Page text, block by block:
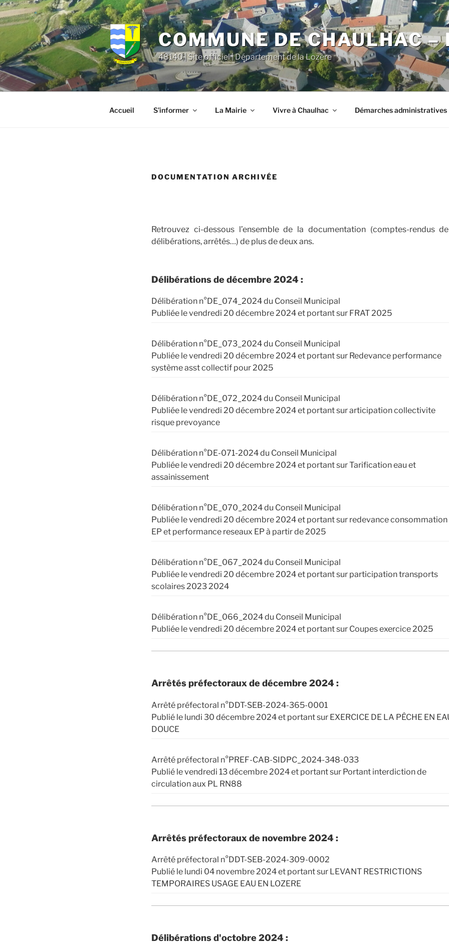
principal
Aller
au
contenu
principal
COMMUNE DE CHAULHAC –
48140 | Site officiel | Département de la Lozère
Accueil S’informer La Mairie Vivre à Chaulhac Démarches administratives
DOCUMENTATION ARCHIVÉE
Retrouvez ci-dessous l’ensemble de la documentation (comptes-rendus
délibérations, arrêtés…) de plus de deux ans.
Délibérations de décembre 2024 :
Délibération n°DE_074_2024 du Conseil Municipal
Publiée le vendredi 20 décembre 2024 et portant sur FRAT 2025
Délibération n°DE_073_2024 du Conseil Municipal
Publiée le vendredi 20 décembre 2024 et portant sur Redevance performance
système asst collectif pour 2025
Délibération n°DE_072_2024 du Conseil Municipal
Publiée le vendredi 20 décembre 2024 et portant sur articipation collectivite
risque prevoyance
Délibération n°DE-071-2024 du Conseil Municipal
Publiée le vendredi 20 décembre 2024 et portant sur Tarification eau et
assainissement
Délibération n°DE_070_2024 du Conseil Municipal
Publiée le vendredi 20 décembre 2024 et portant sur redevance consommation
EP et performance reseaux EP à partir de 2025
Délibération n°DE_067_2024 du Conseil Municipal
Publiée le vendredi 20 décembre 2024 et portant sur participation transports
scolaires 2023 2024
Délibération n°DE_066_2024 du Conseil Municipal
Publiée le vendredi 20 décembre 2024 et portant sur Coupes exercice 2025
Arrêtés préfectoraux de décembre 2024 :
Arrêté préfectoral n°DDT-SEB-2024-365-0001
Publié le lundi 30 décembre 2024 et portant sur EXERCICE DE LA PÊCHE EN
DOUCE
Arrêté préfectoral n°PREF-CAB-SIDPC_2024-348-033
Publié le vendredi 13 décembre 2024 et portant sur Portant interdiction de
circulation aux PL RN88
Arrêtés préfectoraux de novembre 2024 :
Arrêté préfectoral n°DDT-SEB-2024-309-0002
Publié le lundi 04 novembre 2024 et portant sur LEVANT RESTRICTIONS
TEMPORAIRES USAGE EAU EN LOZERE
Délibérations d'octobre 2024 :